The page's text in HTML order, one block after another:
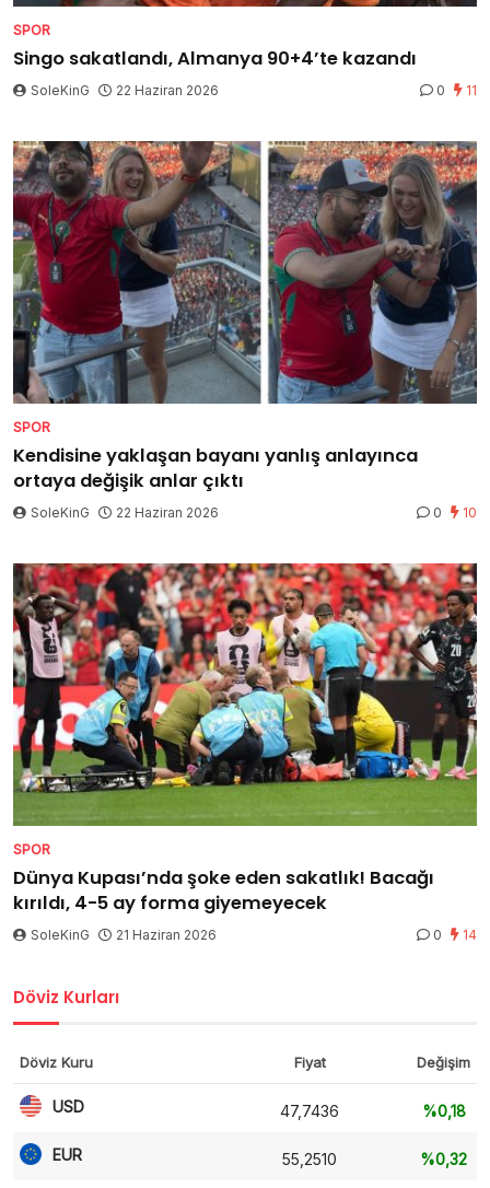
SPOR
Singo sakatlandı, Almanya 90+4’te kazandı
SoleKinG 22 Haziran 2026 0 11
SPOR
Kendisine yaklaşan bayanı yanlış anlayınca
ortaya değişik anlar çıktı
SoleKinG 22 Haziran 2026 0 10
SPOR
Dünya Kupası’nda şoke eden sakatlık! Bacağı
kırıldı, 4-5 ay forma giyemeyecek
SoleKinG 21 Haziran 2026 0 14
Döviz Kurları
Döviz Kuru Fiyat Değişim
USD 47,7436 %0,18
EUR 55,2510 %0,32